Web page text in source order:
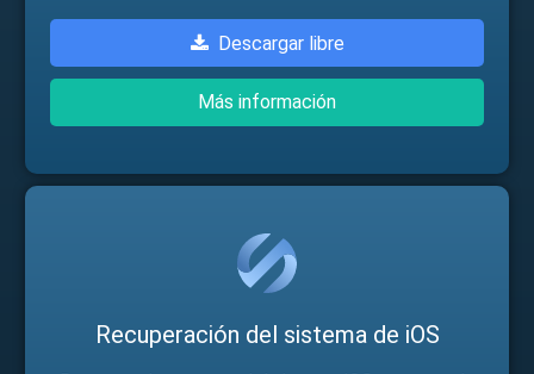
Descargar libre
Más información
Recuperación del sistema de iOS